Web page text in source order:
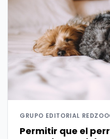
GRUPO EDITORIAL
Permitir que el